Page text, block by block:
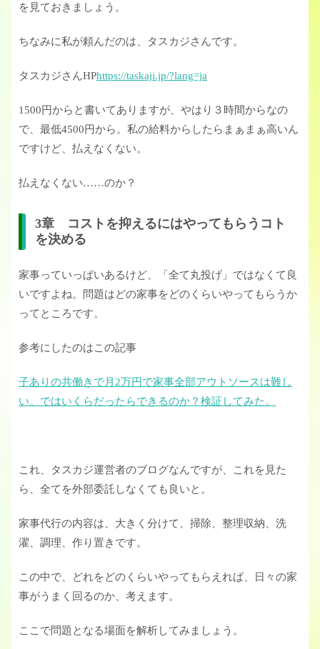
を見ておきましょう。
ちなみに私が頼んだのは、タスカジさんです。
タスカジさんHPhttps://taskaji.jp/?lang=ja
1500円からと書いてありますが、やはり３時間からなの
で、最低4500円から。私の給料からしたらまぁまぁ高いん
ですけど、払えなくない。
払えなくない……のか？
3章 コストを抑えるにはやってもらうコト
を決める
家事っていっぱいあるけど、「全て丸投げ」ではなくて良
いですよね。問題はどの家事をどのくらいやってもらうか
ってところです。
参考にしたのはこの記事
子ありの共働きで月2万円で家事全部アウトソースは難し
い。ではいくらだったらできるのか？検証してみた。
これ、タスカジ運営者のブログなんですが、これを見た
ら、全てを外部委託しなくても良いと。
家事代行の内容は、大きく分けて、掃除、整理収納、洗
濯、調理、作り置きです。
この中で、どれをどのくらいやってもらえれば、日々の家
事がうまく回るのか、考えます。
ここで問題となる場面を解析してみましょう。